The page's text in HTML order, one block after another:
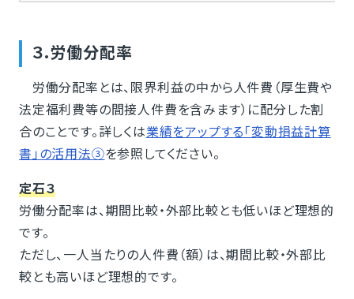
３.労働分配率
労働分配率とは、限界利益の中から人件費（厚生費や
法定福利費等の間接人件費を含みます）に配分した割
合のことです。詳しくは業績をアップする「変動損益計算
書」の活用法③を参照してください。
定石３
労働分配率は、期間比較・外部比較とも低いほど理想的
です。
ただし、一人当たりの人件費（額）は、期間比較・外部比
較とも高いほど理想的です。